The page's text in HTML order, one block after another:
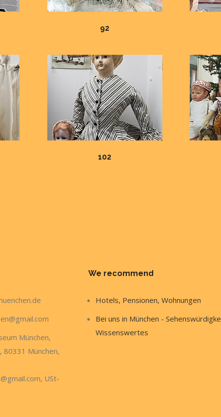
92
102
München,
80331 München,
USt-
We recommend
Hotels, Pensionen, Wohnungen
Bei uns in München -
Wissenswertes